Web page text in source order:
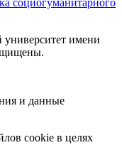
имени
и данные
cookie в целях